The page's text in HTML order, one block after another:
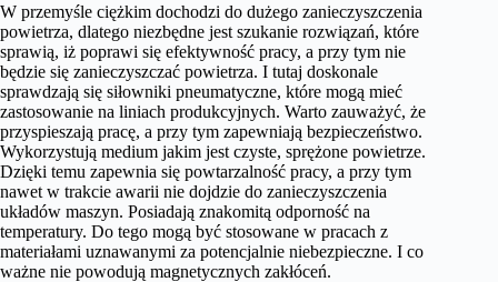
W przemyśle ciężkim dochodzi do dużego zanieczyszczenia
powietrza, dlatego niezbędne jest szukanie rozwiązań, które
sprawią, iż poprawi się efektywność pracy, a przy tym nie
będzie się zanieczyszczać powietrza. I tutaj doskonale
sprawdzają się siłowniki pneumatyczne, które mogą mieć
zastosowanie na liniach produkcyjnych. Warto zauważyć, że
przyspieszają pracę, a przy tym zapewniają bezpieczeństwo.
Wykorzystują medium jakim jest czyste, sprężone powietrze.
Dzięki temu zapewnia się powtarzalność pracy, a przy tym
nawet w trakcie awarii nie dojdzie do zanieczyszczenia
układów maszyn. Posiadają znakomitą odporność na
temperatury. Do tego mogą być stosowane w pracach z
materiałami uznawanymi za potencjalnie niebezpieczne. I co
ważne nie powodują magnetycznych zakłóceń.